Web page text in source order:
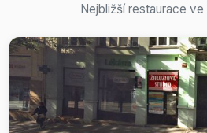
Nejbližší restaurace